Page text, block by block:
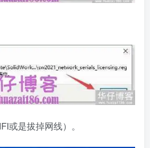
或是拔掉网线）。